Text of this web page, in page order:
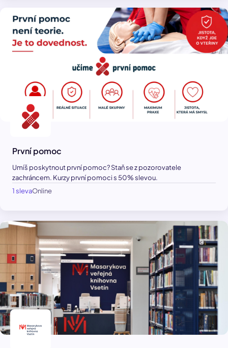
První pomoc
Umíš poskytnout první pomoc? Staň se z pozorovatele
zachráncem. Kurzy první pomoci s 50% slevou.
1 slevaOnline